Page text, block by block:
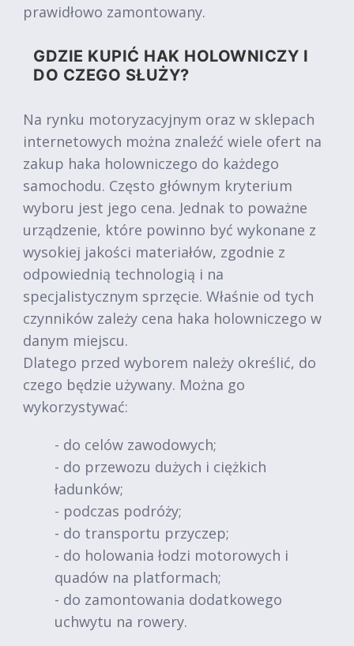
prawidłowo zamontowany.
GDZIE KUPIĆ HAK HOLOWNICZY I
DO CZEGO SŁUŻY?
Na rynku motoryzacyjnym oraz w sklepach
internetowych można znaleźć wiele ofert na
zakup haka holowniczego do każdego
samochodu. Często głównym kryterium
wyboru jest jego cena. Jednak to poważne
urządzenie, które powinno być wykonane z
wysokiej jakości materiałów, zgodnie z
odpowiednią technologią i na
specjalistycznym sprzęcie. Właśnie od tych
czynników zależy cena haka holowniczego w
danym miejscu.
Dlatego przed wyborem należy określić, do
czego będzie używany. Można go
wykorzystywać:
- do celów zawodowych;
- do przewozu dużych i ciężkich
ładunków;
- podczas podróży;
- do transportu przyczep;
- do holowania łodzi motorowych i
quadów na platformach;
- do zamontowania dodatkowego
uchwytu na rowery.